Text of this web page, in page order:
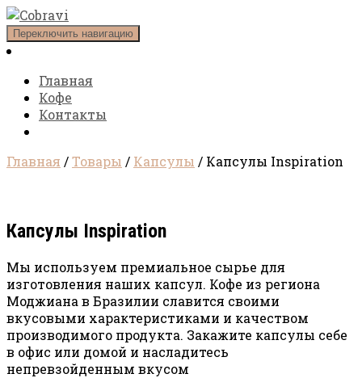
Переключить навигацию
Главная
Кофе
Контакты
Главная /Товары / Капсулы / Капсулы Inspiration
Капсулы Inspiration
Мы используем премиальное сырье для
изготовления наших капсул. Кофе из региона
Моджиана в Бразилии славится своими
вкусовыми характеристиками и качеством
производимого продукта. Закажите капсулы себе
в офис или домой и насладитесь
непревзойденным вкусом